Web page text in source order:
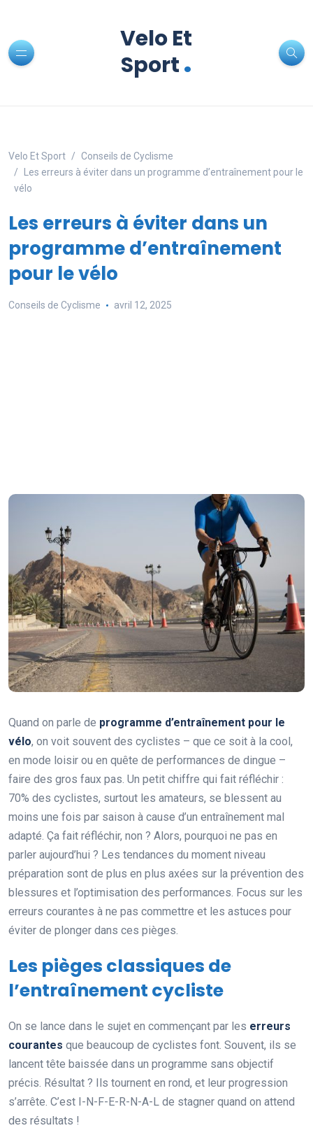
Velo Et
Sport.
Velo Et Sport
Conseils de Cyclisme
Les erreurs à éviter dans un programme d’entraînement pour le
vélo
Les erreurs à éviter dans un
programme d’entraînement
pour le vélo
Conseils de Cyclisme avril 12, 2025
Quand on parle de programme d’entraînement pour le
vélo, on voit souvent des cyclistes – que ce soit à la cool,
en mode loisir ou en quête de performances de dingue –
faire des gros faux pas. Un petit chiffre qui fait réfléchir :
70% des cyclistes, surtout les amateurs, se blessent au
moins une fois par saison à cause d’un entraînement mal
adapté. Ça fait réfléchir, non ? Alors, pourquoi ne pas en
parler aujourd’hui ? Les tendances du moment niveau
préparation sont de plus en plus axées sur la prévention des
blessures et l’optimisation des performances. Focus sur les
erreurs courantes à ne pas commettre et les astuces pour
éviter de plonger dans ces pièges.
Les pièges classiques de
l’entraînement cycliste
On se lance dans le sujet en commençant par les erreurs
courantes que beaucoup de cyclistes font. Souvent, ils se
lancent tête baissée dans un programme sans objectif
précis. Résultat ? Ils tournent en rond, et leur progression
s’arrête. C’est I-N-F-E-R-N-A-L de stagner quand on attend
des résultats !